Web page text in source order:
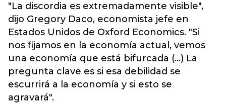
"La discordia es extremadamente visible",
dijo Gregory Daco, economista jefe en
Estados Unidos de Oxford Economics. "Si
nos fijamos en la economía actual, vemos
una economía que está bifurcada (...) La
pregunta clave es si esa debilidad se
escurrirá a la economía y si esto se
agravará".